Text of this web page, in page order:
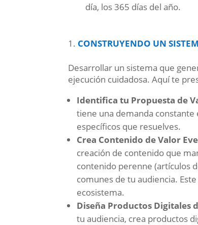
día, los 365 días del año.
CONSTRUYENDO UN
Desarrollar un sistema que
ejecución cuidadosa. Aquí te
Identifica tu Propuesta de
tiene una demanda
específicos que resuelves.
Crea Contenido de Valor
creación de contenido que
contenido perenne (artículos
comunes de tu audiencia.
ecosistema.
Diseña Productos Digitales
tu audiencia, crea productos